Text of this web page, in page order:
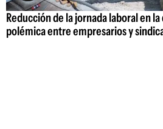
Reducción de la jornada laboral en
polémica entre empresarios y